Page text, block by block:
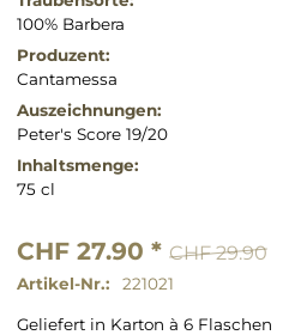
100% Barbera
Produzent:
Cantamessa
Auszeichnungen:
Peter's Score 19/20
Inhaltsmenge:
75 cl
CHF 27.90 * CHF 29.90
Artikel-Nr.: 221021
Geliefert in Karton à 6 Flaschen